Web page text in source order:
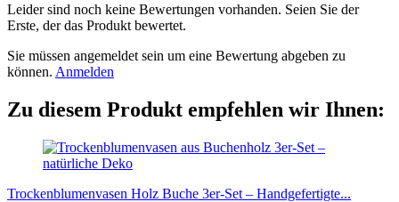
Leider sind noch keine Bewertungen vorhanden. Seien Sie der
Erste, der das Produkt bewertet.
Sie müssen angemeldet sein um eine Bewertung abgeben zu
können. Anmelden
Zu diesem Produkt empfehlen wir Ihnen:
Trockenblumenvasen Holz Buche 3er-Set – Handgefertigte...